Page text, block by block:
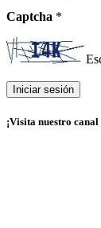
Captcha *
¡Visita nuestro canal